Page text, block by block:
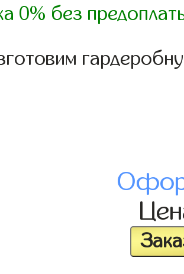
0% без